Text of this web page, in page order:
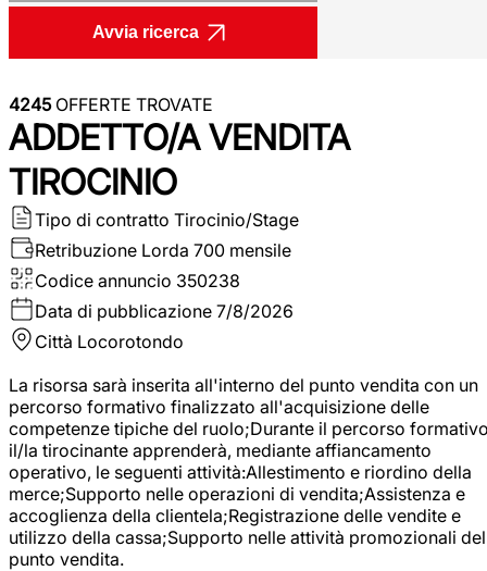
Avvia ricerca
4245OFFERTE TROVATE
ADDETTO/A VENDITA
TIROCINIO
Tipo di contratto Tirocinio/Stage
Retribuzione Lorda 700 mensile
Codice annuncio 350238
Data di pubblicazione 7/8/2026
Città Locorotondo
La risorsa sarà inserita all'interno del punto vendita con un
percorso formativo finalizzato all'acquisizione delle
competenze tipiche del ruolo;Durante il percorso
il/la tirocinante apprenderà, mediante affiancamento
operativo, le seguenti attività:Allestimento e riordino della
merce;Supporto nelle operazioni di vendita;Assistenza e
accoglienza della clientela;Registrazione delle vendite e
utilizzo della cassa;Supporto nelle attività promozionali del
punto vendita.